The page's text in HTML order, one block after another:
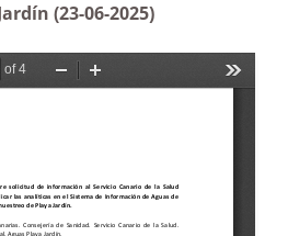
(23-06-2025)